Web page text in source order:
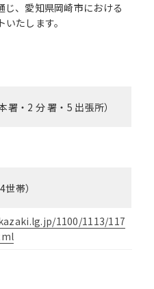
じ、愛知県岡崎市における
たします。
署・2 分 署・5 出張所）
世帯）
1100/1113/117